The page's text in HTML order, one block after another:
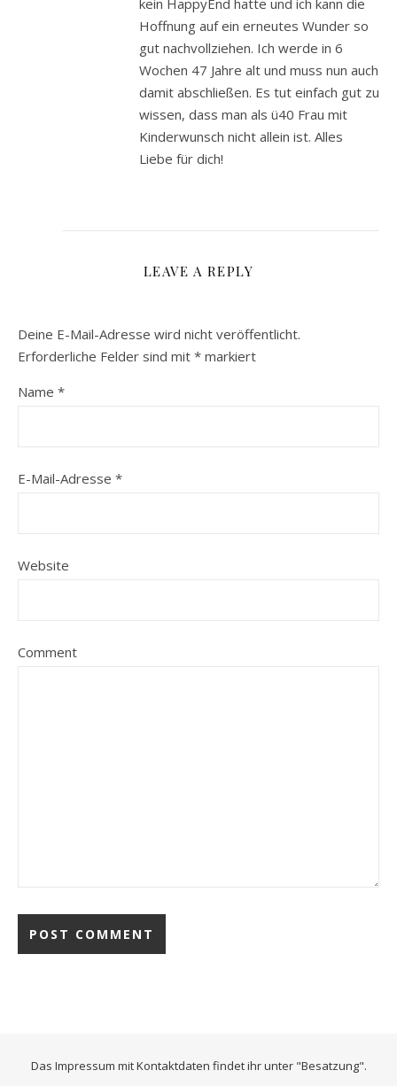
Hoffnung auf ein erneutes Wunder so
gut nachvollziehen. Ich werde in 6
Wochen 47 Jahre alt und muss nun auch
damit abschließen. Es tut einfach gut zu
wissen, dass man als ü40 Frau mit
Kinderwunsch nicht allein ist. Alles
Liebe für dich!
LEAVE A REPLY
Deine E-Mail-Adresse wird nicht veröffentlicht.
Erforderliche Felder sind mit * markiert
Name *
E-Mail-Adresse *
Website
Comment
Das Impressum mit Kontaktdaten findet ihr unter "Besatzung".